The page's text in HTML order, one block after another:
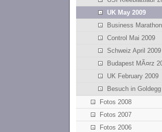
UK May 2009
Business Marathon
Control Mai 2009
Schweiz April 2009
Budapest MÃ¤rz
UK February 2009
Besuch in Goldegg
Fotos 2008
Fotos 2007
Fotos 2006